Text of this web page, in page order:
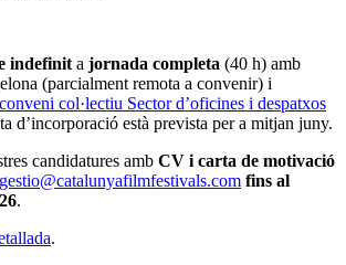
indefinit a jornada completa (40 h) amb
(parcialment remota a convenir) i
conveni col·lectiu Sector d’oficines i despatxos
d’incorporació està prevista per a mitjan juny.
candidatures amb CV i carta de motivació
gestio@catalunyafilmfestivals.com fins al
.
.